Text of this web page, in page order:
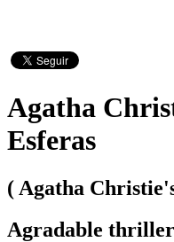
Agatha
Esferas
( Agatha
Agradable